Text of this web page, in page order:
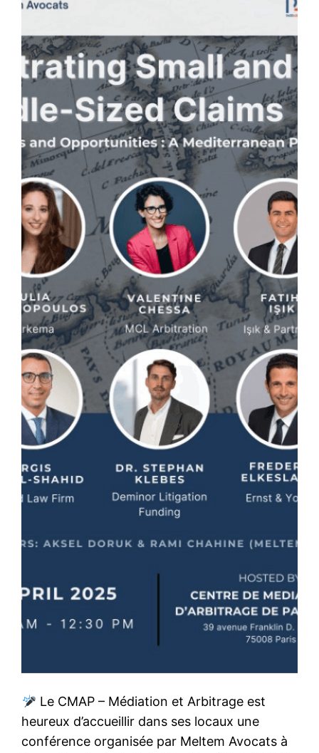
Le CMAP – Médiation et Arbitrage est
heureux d’accueillir dans ses locaux une
conférence organisée par Meltem Avocats à